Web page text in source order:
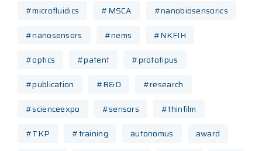
#microfluidics
#MSCA
#nanobiosensorics
#nanosensors
#nems
#NKFIH
#optics
#patent
#prototipus
#publication
#R&D
#research
#scienceexpo
#sensors
#thinfilm
#TKP
#training autonomus
award